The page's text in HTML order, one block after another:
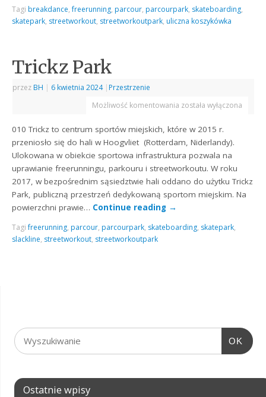
Tagi breakdance,freerunning, parcour, parcourpark, skateboarding,
skatepark, streetworkout, streetworkoutpark, uliczna koszykówka
Trickz Park
przez BH | 6 kwietnia 2024 | Przestrzenie
Możliwość komentowania została wyłączona
010 Trickz to centrum sportów miejskich, które w 2015 r.
przeniosło się do hali w Hoogvliet (Rotterdam, Niderlandy).
Ulokowana w obiekcie sportowa infrastruktura pozwala na
uprawianie freerunningu, parkouru i streetworkoutu. W roku
2017, w bezpośrednim sąsiedztwie hali oddano do użytku Trickz
Park, publiczną przestrzeń dedykowaną sportom miejskim. Na
powierzchni prawie… Continue reading →
Tagifreerunning, parcour, parcourpark, skateboarding, skatepark,
slackline, streetworkout, streetworkoutpark
OK
Ostatnie wpisy